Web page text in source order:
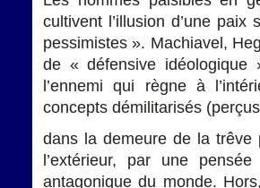
cultivent l’illusion d’une
pessimistes ». Machiavel,
de « défensive
l’ennemi qui règne à
concepts démilitarisés
dans la demeure de la trêve
l’extérieur, par une
antagonique du monde.